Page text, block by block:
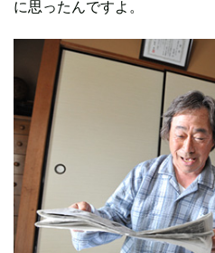
に思ったんですよ。